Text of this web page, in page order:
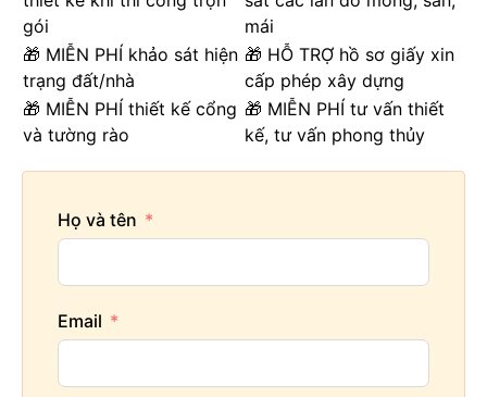
gói
mái
🎁 MIỄN PHÍ khảo sát hiện
trạng đất/nhà
🎁 HỖ TRỢ hồ sơ giấy xin
cấp phép xây dựng
🎁 MIỄN PHÍ thiết kế cổng
và tường rào
🎁 MIỄN PHÍ tư vấn thiết
kế, tư vấn phong thủy
Họ và tên
Email